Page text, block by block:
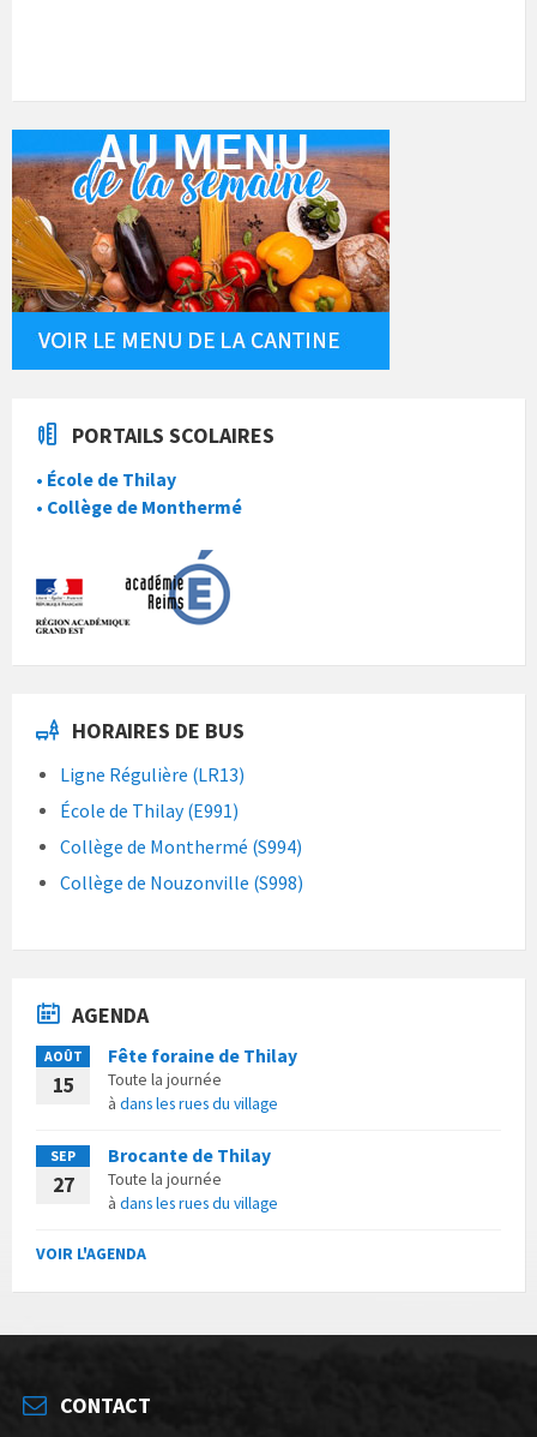
PORTAILS SCOLAIRES
• École de Thilay
• Collège de Monthermé
HORAIRES DE BUS
Ligne Régulière (LR13)
École de Thilay (E991)
Collège de Monthermé (S994)
Collège de Nouzonville (S998)
AGENDA
AOÛT
15
Fête foraine de Thilay
Toute la journée
à dans les rues du village
SEP
27
Brocante de Thilay
Toute la journée
à dans les rues du village
VOIR L'AGENDA
CONTACT